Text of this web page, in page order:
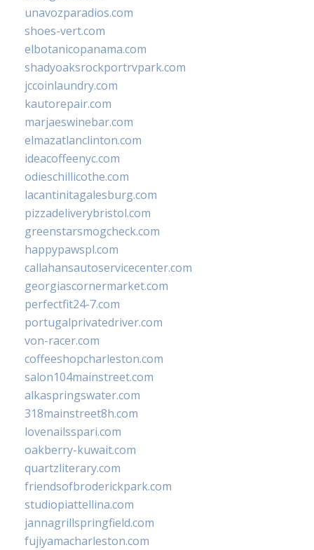
unavozparadios.com
shoes-vert.com
elbotanicopanama.com
shadyoaksrockportrvpark.com
jccoinlaundry.com
kautorepair.com
marjaeswinebar.com
elmazatlanclinton.com
ideacoffeenyc.com
odieschillicothe.com
lacantinitagalesburg.com
pizzadeliverybristol.com
greenstarsmogcheck.com
happypawspl.com
callahansautoservicecenter.com
georgiascornermarket.com
perfectfit24-7.com
portugalprivatedriver.com
von-racer.com
coffeeshopcharleston.com
salon104mainstreet.com
alkaspringswater.com
318mainstreet8h.com
lovenailsspari.com
oakberry-kuwait.com
quartzliterary.com
friendsofbroderickpark.com
studiopiattellina.com
jannagrillspringfield.com
fujiyamacharleston.com